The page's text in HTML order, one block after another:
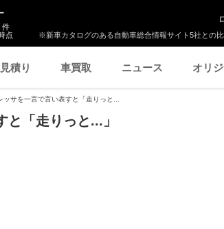
※新車カタログのある自動車総合情報サイト5社との
件
点
積り 車買取 ニュース オリ
ッサを一言で言い表すと「走りっと...
「走りっと...」